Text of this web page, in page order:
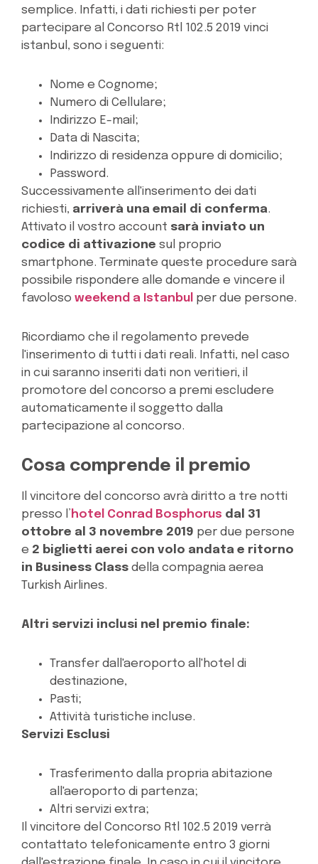
semplice. Infatti, i dati richiesti per poter
partecipare al Concorso Rtl 102.5 2019 vinci
istanbul, sono i seguenti:
Nome e Cognome;
Numero di Cellulare;
Indirizzo E-mail;
Data di Nascita;
Indirizzo di residenza oppure di domicilio;
Password.
Successivamente all'inserimento dei dati
richiesti, arriverà una email di conferma.
Attivato il vostro account sarà inviato un
codice di attivazione sul proprio
smartphone. Terminate queste procedure sarà
possibile rispondere alle domande e vincere il
favoloso weekend a Istanbul per due persone.
Ricordiamo che il regolamento prevede
l'inserimento di tutti i dati reali. Infatti, nel caso
in cui saranno inseriti dati non veritieri, il
promotore del concorso a premi escludere
automaticamente il soggetto dalla
partecipazione al concorso.
Cosa comprende il premio
Il vincitore del concorso avrà diritto a tre notti
presso l’ hotel Conrad Bosphorus dal 31
ottobre al 3 novembre 2019 per due persone
e 2 biglietti aerei con volo andata e ritorno
in Business Class della compagnia aerea
Turkish Airlines.
Altri servizi inclusi nel premio finale:
Transfer dall'aeroporto all'hotel di
destinazione,
Pasti;
Attività turistiche incluse.
Servizi Esclusi
Trasferimento dalla propria abitazione
all'aeroporto di partenza;
Altri servizi extra;
Il vincitore del Concorso Rtl 102.5 2019 verrà
contattato telefonicamente entro 3 giorni